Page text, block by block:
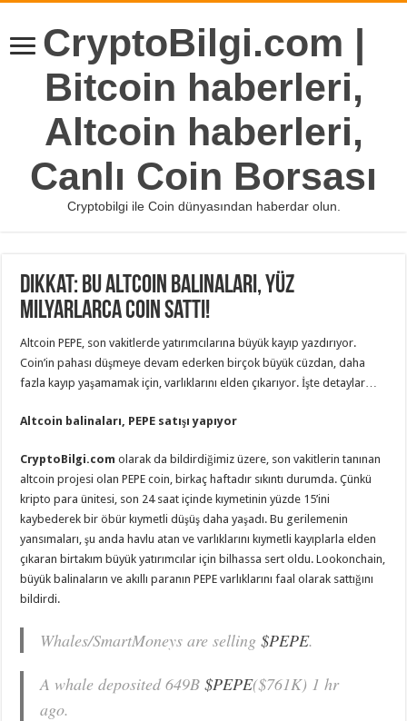
CryptoBilgi.com |
Bitcoin haberleri,
Altcoin haberleri,
Canlı Coin Borsası
Cryptobilgi ile Coin dünyasından haberdar olun.
Dikkat: Bu Altcoin Balinaları, Yüz
Milyarlarca Coin Sattı!
Altcoin PEPE, son vakitlerde yatırımcılarına büyük kayıp yazdırıyor.
Coin’in pahası düşmeye devam ederken birçok büyük cüzdan, daha
fazla kayıp yaşamamak için, varlıklarını elden çıkarıyor. İşte detaylar…
Altcoin balinaları, PEPE satışı yapıyor
CryptoBilgi.comolarak da bildirdiğimiz üzere, son vakitlerin tanınan
altcoin projesi olan PEPE coin, birkaç haftadır sıkıntı durumda. Çünkü
kripto para ünitesi, son 24 saat içinde kıymetinin yüzde 15’ini
kaybederek bir öbür kıymetli düşüş daha yaşadı. Bu gerilemenin
yansımaları, şu anda havlu atan ve varlıklarını kıymetli kayıplarla elden
çıkaran birtakım büyük yatırımcılar için bilhassa sert oldu. Lookonchain,
büyük balinaların ve akıllı paranın PEPE varlıklarını faal olarak sattığını
bildirdi.
Whales/SmartMoneys are selling$PEPE.
A whale deposited 649B$PEPE($761K) 1 hr
ago.